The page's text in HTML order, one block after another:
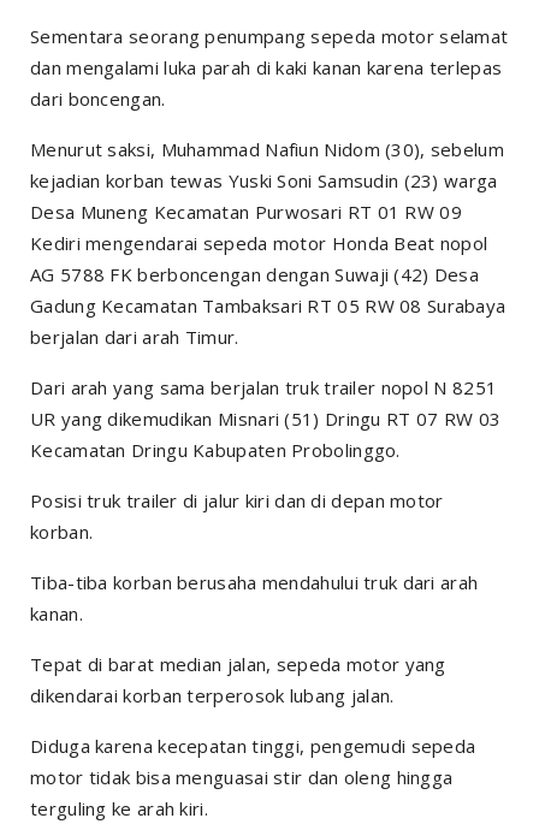
Sementara seorang penumpang sepeda motor selamat
dan mengalami luka parah di kaki kanan karena terlepas
dari boncengan.
Menurut saksi, Muhammad Nafiun Nidom (30), sebelum
kejadian korban tewas Yuski Soni Samsudin (23) warga
Desa Muneng Kecamatan Purwosari RT 01 RW 09
Kediri mengendarai sepeda motor Honda Beat nopol
AG 5788 FK berboncengan dengan Suwaji (42) Desa
Gadung Kecamatan Tambaksari RT 05 RW 08 Surabaya
berjalan dari arah Timur.
Dari arah yang sama berjalan truk trailer nopol N 8251
UR yang dikemudikan Misnari (51) Dringu RT 07 RW 03
Kecamatan Dringu Kabupaten Probolinggo.
Posisi truk trailer di jalur kiri dan di depan motor
korban.
Tiba-tiba korban berusaha mendahului truk dari arah
kanan.
Tepat di barat median jalan, sepeda motor yang
dikendarai korban terperosok lubang jalan.
Diduga karena kecepatan tinggi, pengemudi sepeda
motor tidak bisa menguasai stir dan oleng hingga
terguling ke arah kiri.